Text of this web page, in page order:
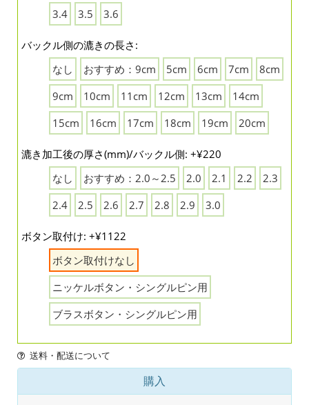
3.4
3.5 3.6
バックル側の漉きの長さ:
なし
おすすめ：9cm 5cm 6cm 7cm
8cm
9cm
10cm 11cm 12cm 13cm
14cm
15cm
16cm 17cm 18cm 19cm 20cm
漉き加工後の厚さ(mm)/バックル側: +¥220
なし
おすすめ：2.0～2.5 2.0 2.1 2.2
2.3
2.4
2.5 2.6 2.7 2.8 2.9 3.0
ボタン取付け: +¥1122
ボタン取付けなし
ニッケルボタン・シングルピン用
ブラスボタン・シングルピン用
送料・配送について
購入